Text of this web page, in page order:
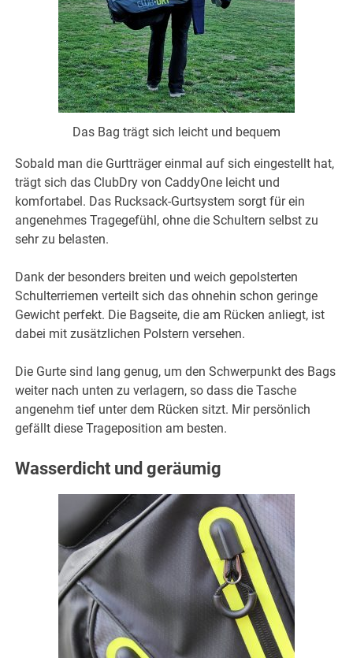
Das Bag trägt sich leicht und bequem
Sobald man die Gurtträger einmal auf sich eingestellt hat,
trägt sich das ClubDry von CaddyOne leicht und
komfortabel. Das Rucksack-Gurtsystem sorgt für ein
angenehmes Tragegefühl, ohne die Schultern selbst zu
sehr zu belasten.
Dank der besonders breiten und weich gepolsterten
Schulterriemen verteilt sich das ohnehin schon geringe
Gewicht perfekt. Die Bagseite, die am Rücken anliegt, ist
dabei mit zusätzlichen Polstern versehen.
Die Gurte sind lang genug, um den Schwerpunkt des Bags
weiter nach unten zu verlagern, so dass die Tasche
angenehm tief unter dem Rücken sitzt. Mir persönlich
gefällt diese Trageposition am besten.
Wasserdicht und geräumig